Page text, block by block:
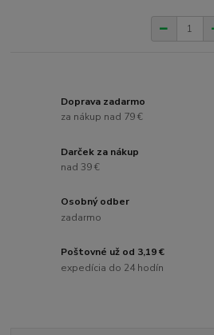
Doprava zadarmo
za nákup nad 79 €
Darček za nákup
nad 39 €
Osobný odber
zadarmo
Poštovné už od 3,19 €
expedícia do 24 hodín